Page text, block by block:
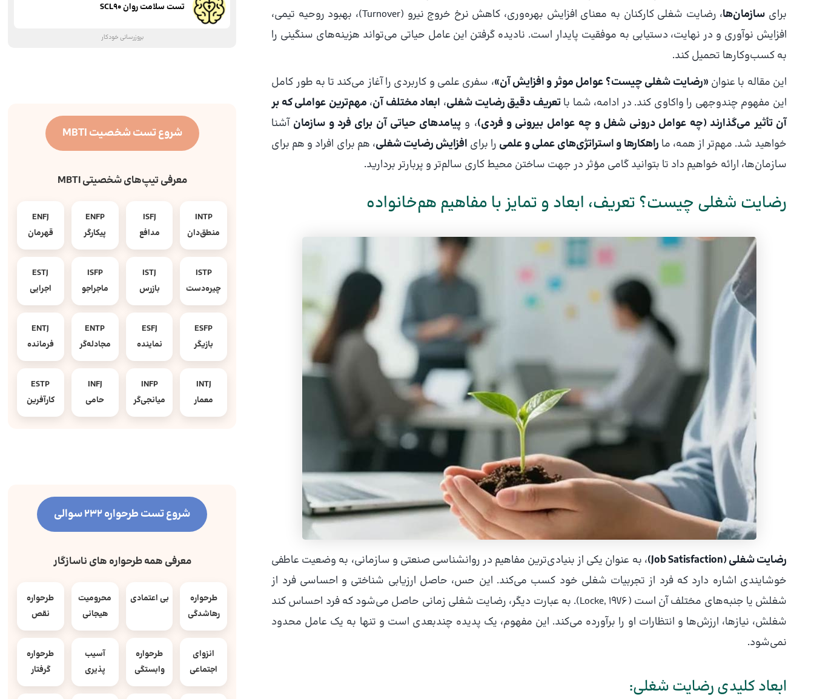
برای سازمان‌ها
، رضایت شغلی کارکنان به معنای افزایش بهره‌وری، کاهش نرخ خروج نیرو (Turnover)، بهبود روحیه تیمی،
افزایش نوآوری و در نهایت، دستیابی به موفقیت پایدار است. نادیده گرفتن این عامل حیاتی می‌تواند هزینه‌های سنگینی را
به کسب‌وکارها تحمیل کند.
این مقاله با عنوان «رضایت شغلی چیست؟ عوامل موثر و افزایش آن»، سفری علمی و کاربردی را آغاز می‌کند تا به طور کامل
این مفهوم چندوجهی را واکاوی کند. در ادامه، شما باتعریف دقیق رضایت شغلی، ابعاد مختلف آن، مهم‌ترین عواملی که بر
آن تأثیر می‌گذارند (چه عوامل درونی شغل و چه عوامل بیرونی و فردی)، و پیامدهای حیاتی آن برای فرد و سازمان آشنا
خواهید شد. مهم‌تر از همه، ما راهکارها و استراتژی‌های عملی و علمی را برای افزایش رضایت شغلی، هم برای افراد و هم برای
سازمان‌ها، ارائه خواهیم داد تا بتوانید گامی مؤثر در جهت ساختن محیط کاری سالم‌تر و پربارتر بردارید.
رضایت شغلی چیست؟ تعریف، ابعاد و تمایز با مفاهیم هم‌خانواده
رضایت شغلی (Job Satisfaction)
، به عنوان یکی از بنیادی‌ترین مفاهیم در روانشناسی صنعتی و سازمانی، به وضعیت عاطفی
خوشایندی اشاره دارد که فرد از تجربیات شغلی خود کسب می‌کند. این حس، حاصل ارزیابی شناختی و احساسی فرد از
شغلش یا جنبه‌های مختلف آن است (Locke, 1976). به عبارت دیگر، رضایت شغلی زمانی حاصل می‌شود که فرد احساس کند
شغلش، نیازها، ارزش‌ها و انتظارات او را برآورده می‌کند. این مفهوم، یک پدیده چندبعدی است و تنها به یک عامل محدود
نمی‌شود.
ابعاد کلیدی رضایت شغلی:
تست سلامت روان SCL90
بروزرسانی خودکار
شروع تست شخصیت MBTI
معرفی تیپ‌های شخصیتی MBTI
INTP
منطق‌دان
ISFJ
مدافع
ENFP
پیکارگر
ENFJ
قهرمان
ISTP
چیره‌دست
ISTJ
بازرس
ISFP
ماجراجو
ESTJ
اجرایی
ESFP
بازیگر
ESFJ
نماینده
ENTP
مجادله‌گر
ENTJ
فرمانده
INTJ
معمار
INFP
میانجی‌گر
INFJ
حامی
ESTP
کارآفرین
شروع تست طرحواره 232 سوالی
معرفی همه طرحواره های ناسازگار
طرحواره
رهاشدگی
بی اعتمادی
محرومیت
هیجانی
طرحواره
نقص
انزوای
اجتماعی
طرحواره
وابستگی
آسیب
پذیری
طرحواره
گرفتار